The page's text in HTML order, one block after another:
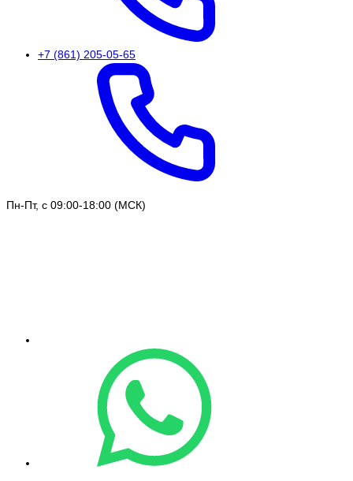
+7 (861) 205-05-65
Пн-Пт, с 09:00-18:00 (МСК)